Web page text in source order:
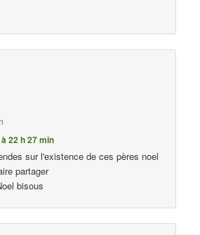
22 h 27 min
sur l'existence de ces pères noel
partager
bisous